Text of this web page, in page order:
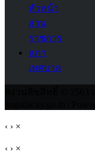
หัวหน้า
ส่วน
ราชการ
สภา
เทศบาล
‹ › ×
‹ › ×